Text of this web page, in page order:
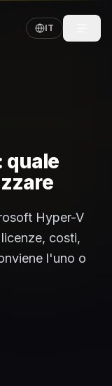
IT
quale
Hyper-V
costi,
l'uno o